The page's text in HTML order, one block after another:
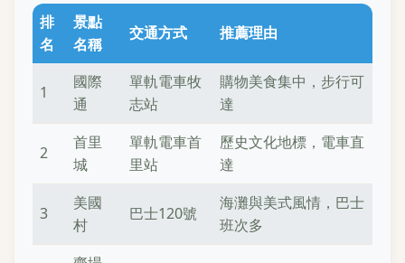
排
名
景點
名稱
交通方式 推薦理由
1
國際
通
單軌電車牧
志站
購物美食集中，步行可
達
2
首里
城
單軌電車首
里站
歷史文化地標，電車直
達
3
美國
村
巴士120號
海灘與美式風情，巴士
班次多